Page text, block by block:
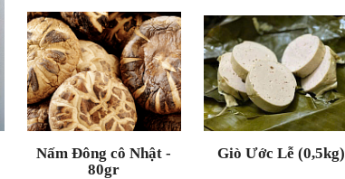
Nấm Đông cô Nhật -
80gr
Giò Ước Lễ (0,5kg)